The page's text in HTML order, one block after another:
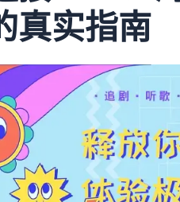
真实指南